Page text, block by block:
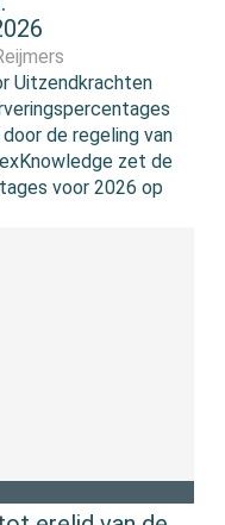
Uitzendkrachten
de regeling van
zet de
voor 2026 op